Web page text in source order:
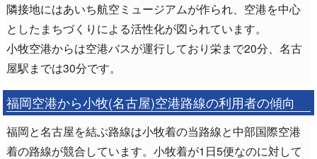
隣接地にはあいち航空ミュージアムが作られ、空港を中心
としたまちづくりによる活性化が図られています。
小牧空港からは空港バスが運行しており栄まで20分、名古
屋駅までは30分です。
福岡空港から小牧(名古屋)空港路線の利用者の傾向
福岡と名古屋を結ぶ路線は小牧着の当路線と中部国際空港
着の路線が競合しています。小牧着が1日5便なのに対して